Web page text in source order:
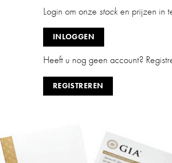
Login om onze stock en prijzen in
INLOGGEN
Heeft u nog geen account?
REGISTREREN